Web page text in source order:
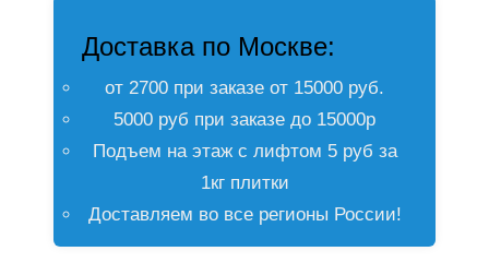
Доставка по Москве:
от 2700 при заказе от 15000 руб.
5000 руб при заказе до 15000р
Подъем на этаж с лифтом 5 руб за
1кг плитки
Доставляем во все регионы России!